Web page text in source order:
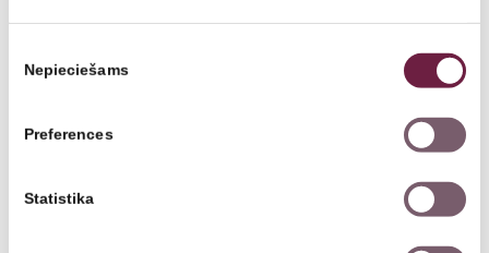
izvēle
Nepieciešams
Preferences
Statistika